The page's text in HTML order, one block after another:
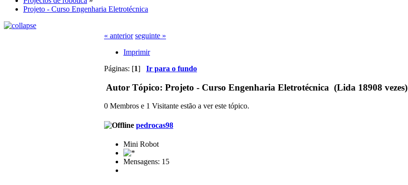
Projeto - Curso Engenharia Eletrotécnica
« anterior seguinte »
Imprimir
Páginas: [1] Ir para o fundo
Autor Tópico: Projeto - Curso Engenharia Eletrotécnica (Lida 18908 vezes)
0 Membros e 1 Visitante estão a ver este tópico.
pedrocas98
Mini Robot
Mensagens: 15